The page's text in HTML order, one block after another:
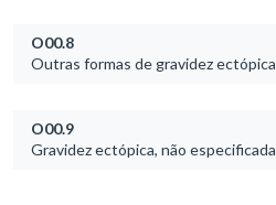
O00.8
Outras formas de gravidez ectópica
O00.9
Gravidez ectópica, não especificada